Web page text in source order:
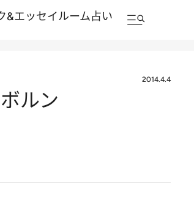
&エッセイルーム占い
2014.4.4
ルン